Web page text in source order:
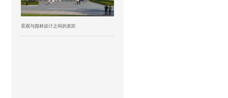
景观与园林设计之间的差距